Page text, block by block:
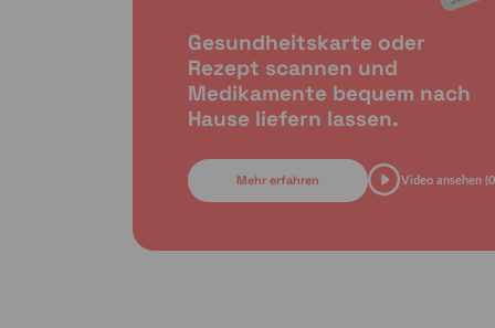
Gesundheitskarte oder
Rezept scannen und
Medikamente bequem nach
Hause liefern lassen.
Mehr erfahren Video ansehen